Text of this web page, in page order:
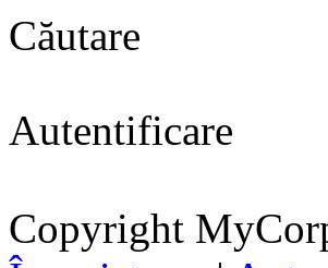
Căutare
Autentificare
Copyright